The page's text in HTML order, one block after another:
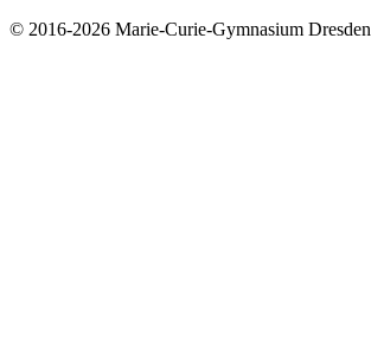
© 2016-2026 Marie-Curie-Gymnasium Dresden